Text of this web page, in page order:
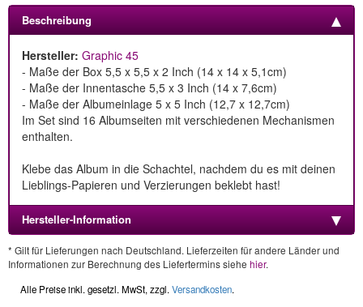
Beschreibung
Hersteller: Graphic 45
- Maße der Box 5,5 x 5,5 x 2 Inch (14 x 14 x 5,1cm)
- Maße der Innentasche 5,5 x 3 Inch (14 x 7,6cm)
- Maße der Albumeinlage 5 x 5 Inch (12,7 x 12,7cm)
Im Set sind 16 Albumseiten mit verschiedenen Mechanismen
enthalten.
Klebe das Album in die Schachtel, nachdem du es mit deinen
Lieblings-Papieren und Verzierungen beklebt hast!
Hersteller-Information
* Gilt für Lieferungen nach Deutschland. Lieferzeiten für andere Länder und
Informationen zur Berechnung des Liefertermins siehe hier.
Alle Preise inkl. gesetzl. MwSt, zzgl. Versandkosten.